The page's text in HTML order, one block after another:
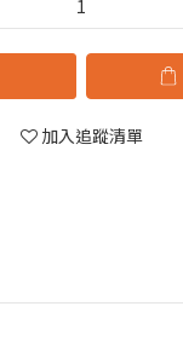
加入追蹤清單